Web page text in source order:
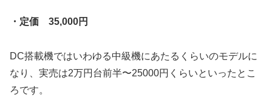
・定価 35,000円
DC搭載機ではいわゆる中級機にあたるくらいのモデルに
なり、実売は2万円台前半〜25000円くらいといったとこ
ろです。